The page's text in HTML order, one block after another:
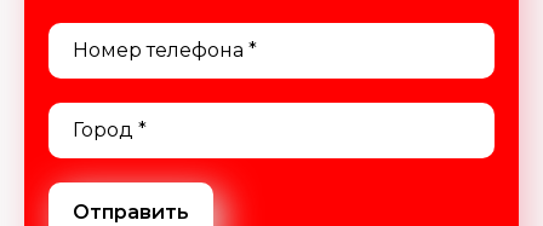
Отправить